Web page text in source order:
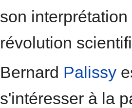
son
révolution
Bernard Palissy
s'intéresser à la